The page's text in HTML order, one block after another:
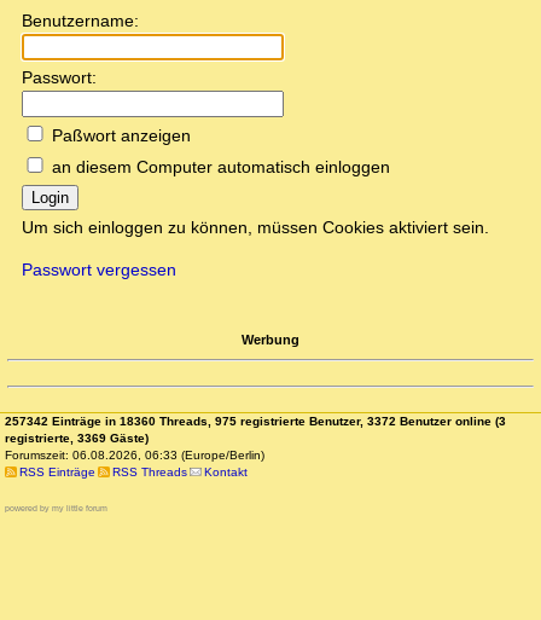
Benutzername:
Passwort:
Paßwort anzeigen
an diesem Computer automatisch einloggen
Login
Um sich einloggen zu können, müssen Cookies aktiviert sein.
Passwort vergessen
Werbung
257342 Einträge in 18360 Threads, 975 registrierte Benutzer, 3372 Benutzer online (3
registrierte, 3369 Gäste)
Forumszeit: 06.08.2026, 06:33 (Europe/Berlin)
RSS Einträge
RSS Threads Kontakt
powered by my little forum